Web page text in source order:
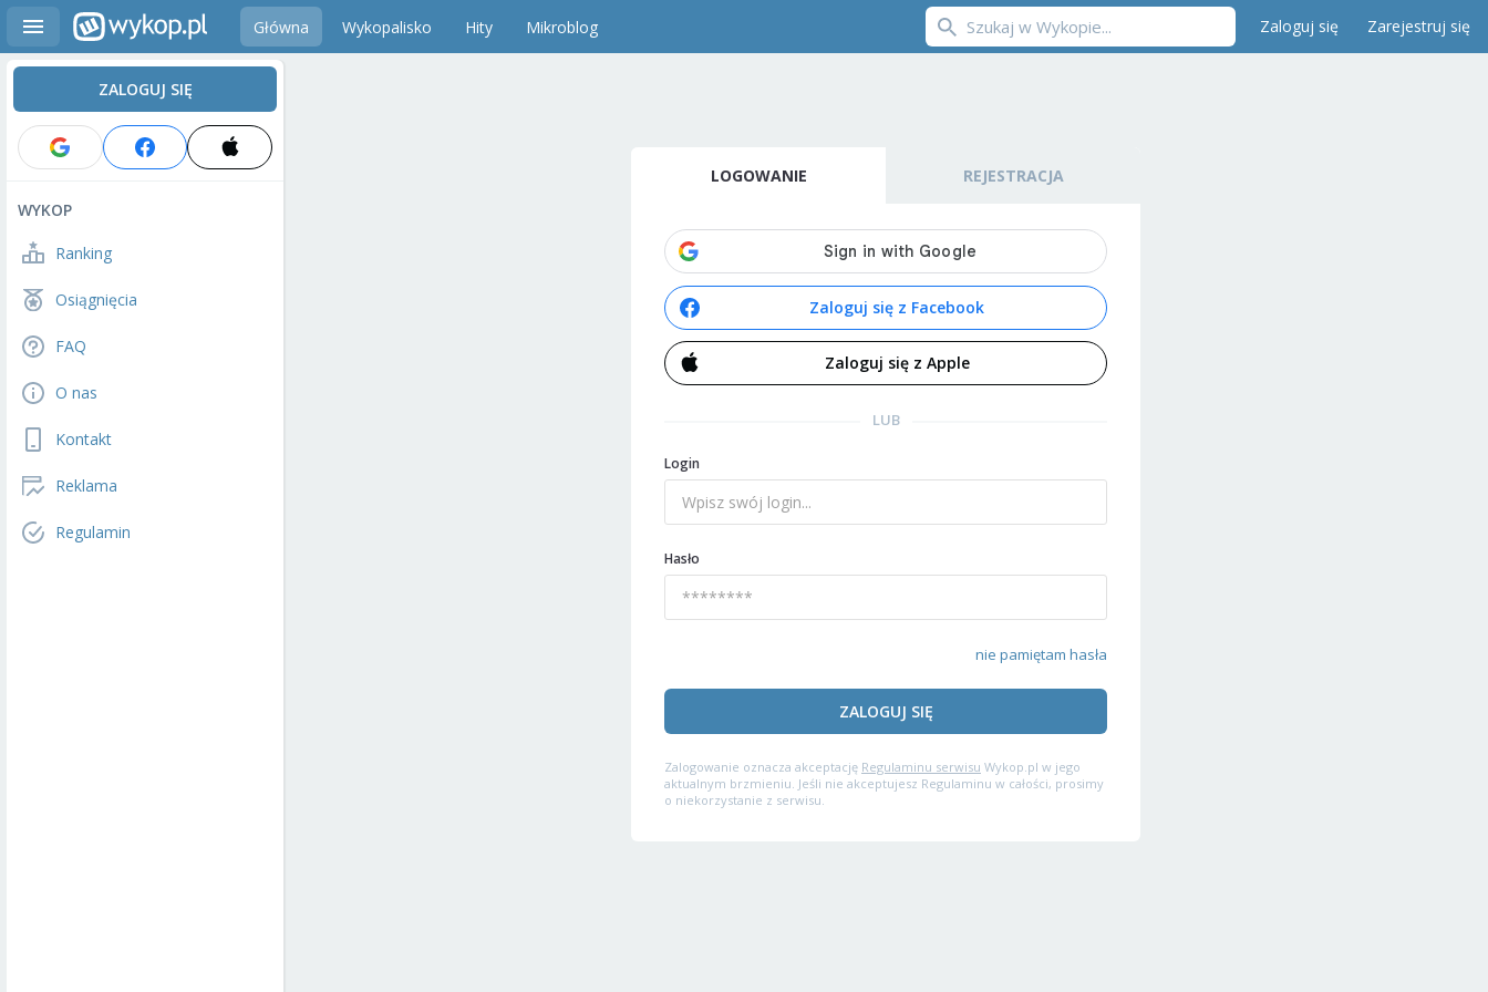
Główna Wykopalisko Hity Mikroblog Zaloguj się Zarejestruj się
ZALOGUJ SIĘ
WYKOP
Ranking
Osiągnięcia
FAQ
O nas
Kontakt
Reklama
Regulamin
LOGOWANIE REJESTRACJA
Zaloguj się z Facebook
Zaloguj się z Apple
LUB
Login
Hasło
nie pamiętam hasła
ZALOGUJ SIĘ
Zalogowanie oznacza akceptację Regulaminu serwisu Wykop.pl w jego
aktualnym brzmieniu. Jeśli nie akceptujesz Regulaminu w całości, prosimy
o niekorzystanie z serwisu.